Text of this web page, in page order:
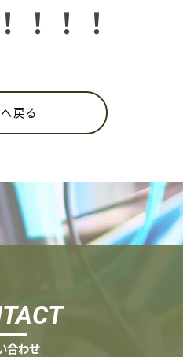
！！！
戻る
合わせ